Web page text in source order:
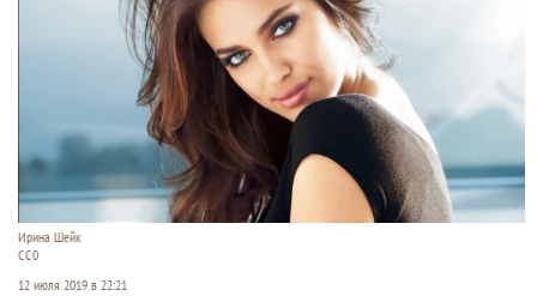
Ирина Шейк
CC0
12 июля 2019 в 22:21